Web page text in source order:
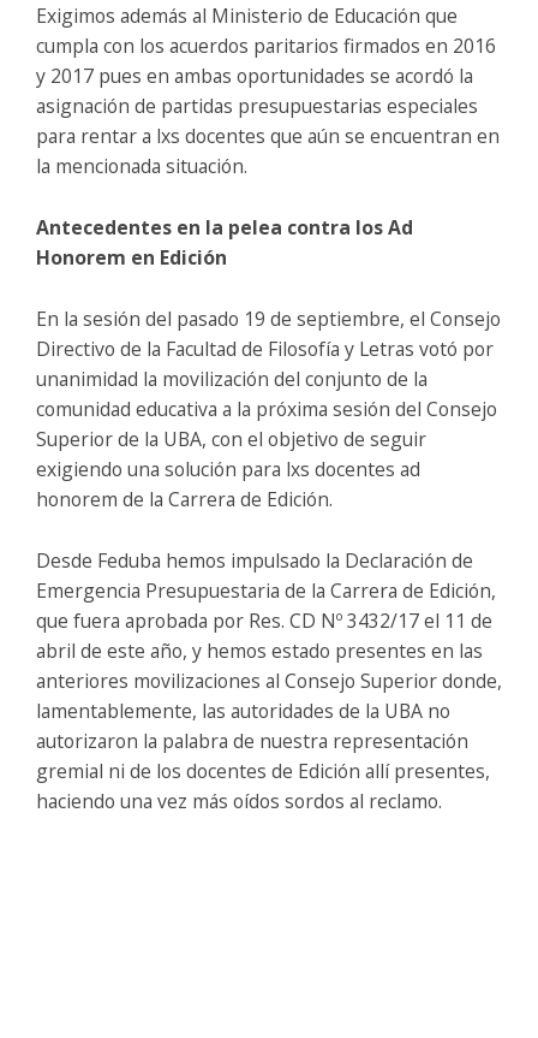
Exigimos además al Ministerio de Educación que
cumpla con los acuerdos paritarios firmados en 2016
y 2017 pues en ambas oportunidades se acordó la
asignación de partidas presupuestarias especiales
para rentar a lxs docentes que aún se encuentran en
la mencionada situación.
Antecedentes en la pelea contra los Ad
Honorem en Edición
En la sesión del pasado 19 de septiembre, el Consejo
Directivo de la Facultad de Filosofía y Letras votó por
unanimidad la movilización del conjunto de la
comunidad educativa a la próxima sesión del Consejo
Superior de la UBA, con el objetivo de seguir
exigiendo una solución para lxs docentes ad
honorem de la Carrera de Edición.
Desde Feduba hemos impulsado la Declaración de
Emergencia Presupuestaria de la Carrera de Edición,
que fuera aprobada por Res. CD Nº 3432/17 el 11 de
abril de este año, y hemos estado presentes en las
anteriores movilizaciones al Consejo Superior donde,
lamentablemente, las autoridades de la UBA no
autorizaron la palabra de nuestra representación
gremial ni de los docentes de Edición allí presentes,
haciendo una vez más oídos sordos al reclamo.